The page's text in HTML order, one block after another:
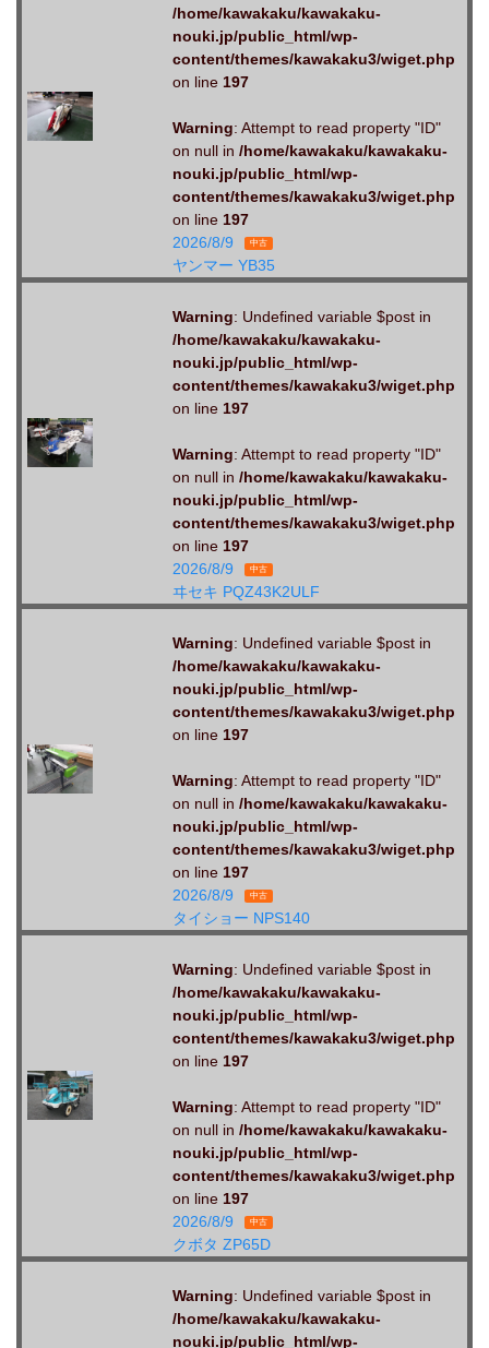
/home/kawakaku/kawakaku-
nouki.jp/public_html/wp-
content/themes/kawakaku3/wiget.php
on line 197
Warning: Attempt to read property "ID"
on null in /home/kawakaku/kawakaku-
nouki.jp/public_html/wp-
content/themes/kawakaku3/wiget.php
on line 197
2026/8/9
中古
ヤンマー YB35
Warning: Undefined variable $post in
/home/kawakaku/kawakaku-
nouki.jp/public_html/wp-
content/themes/kawakaku3/wiget.php
on line 197
Warning: Attempt to read property "ID"
on null in /home/kawakaku/kawakaku-
nouki.jp/public_html/wp-
content/themes/kawakaku3/wiget.php
on line 197
2026/8/9
中古
ヰセキ PQZ43K2ULF
Warning: Undefined variable $post in
/home/kawakaku/kawakaku-
nouki.jp/public_html/wp-
content/themes/kawakaku3/wiget.php
on line 197
Warning: Attempt to read property "ID"
on null in /home/kawakaku/kawakaku-
nouki.jp/public_html/wp-
content/themes/kawakaku3/wiget.php
on line 197
2026/8/9
中古
タイショー NPS140
Warning: Undefined variable $post in
/home/kawakaku/kawakaku-
nouki.jp/public_html/wp-
content/themes/kawakaku3/wiget.php
on line 197
Warning: Attempt to read property "ID"
on null in /home/kawakaku/kawakaku-
nouki.jp/public_html/wp-
content/themes/kawakaku3/wiget.php
on line 197
2026/8/9
中古
クボタ ZP65D
Warning: Undefined variable $post in
/home/kawakaku/kawakaku-
nouki.jp/public_html/wp-